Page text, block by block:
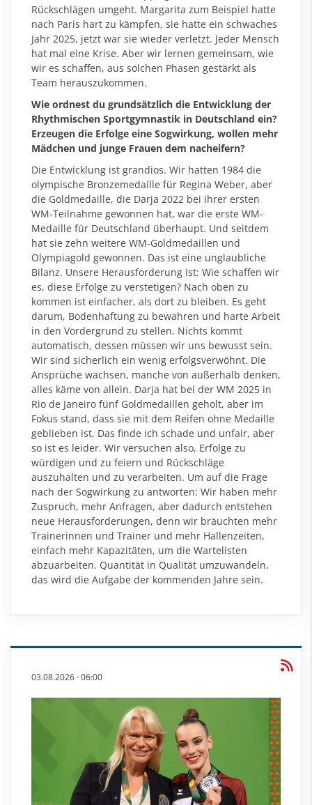
Rückschlägen umgeht. Margarita zum Beispiel hatte
nach Paris hart zu kämpfen, sie hatte ein schwaches
Jahr 2025, jetzt war sie wieder verletzt. Jeder Mensch
hat mal eine Krise. Aber wir lernen gemeinsam, wie
wir es schaffen, aus solchen Phasen gestärkt als
Team herauszukommen.
Wie ordnest du grundsätzlich die Entwicklung der
Rhythmischen Sportgymnastik in Deutschland ein?
Erzeugen die Erfolge eine Sogwirkung, wollen mehr
Mädchen und junge Frauen dem nacheifern?
Die Entwicklung ist grandios. Wir hatten 1984 die
olympische Bronzemedaille für Regina Weber, aber
die Goldmedaille, die Darja 2022 bei ihrer ersten
WM-Teilnahme gewonnen hat, war die erste WM-
Medaille für Deutschland überhaupt. Und seitdem
hat sie zehn weitere WM-Goldmedaillen und
Olympiagold gewonnen. Das ist eine unglaubliche
Bilanz. Unsere Herausforderung ist: Wie schaffen wir
es, diese Erfolge zu verstetigen? Nach oben zu
kommen ist einfacher, als dort zu bleiben. Es geht
darum, Bodenhaftung zu bewahren und harte Arbeit
in den Vordergrund zu stellen. Nichts kommt
automatisch, dessen müssen wir uns bewusst sein.
Wir sind sicherlich ein wenig erfolgsverwöhnt. Die
Ansprüche wachsen, manche von außerhalb denken,
alles käme von allein. Darja hat bei der WM 2025 in
Rio de Janeiro fünf Goldmedaillen geholt, aber im
Fokus stand, dass sie mit dem Reifen ohne Medaille
geblieben ist. Das finde ich schade und unfair, aber
so ist es leider. Wir versuchen also, Erfolge zu
würdigen und zu feiern und Rückschläge
auszuhalten und zu verarbeiten. Um auf die Frage
nach der Sogwirkung zu antworten: Wir haben mehr
Zuspruch, mehr Anfragen, aber dadurch entstehen
neue Herausforderungen, denn wir bräuchten mehr
Trainerinnen und Trainer und mehr Hallenzeiten,
einfach mehr Kapazitäten, um die Wartelisten
abzuarbeiten. Quantität in Qualität umzuwandeln,
das wird die Aufgabe der kommenden Jahre sein.
03.08.2026 ·06:00